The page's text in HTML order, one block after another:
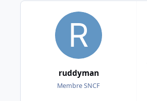
ruddyman
Membre SNCF